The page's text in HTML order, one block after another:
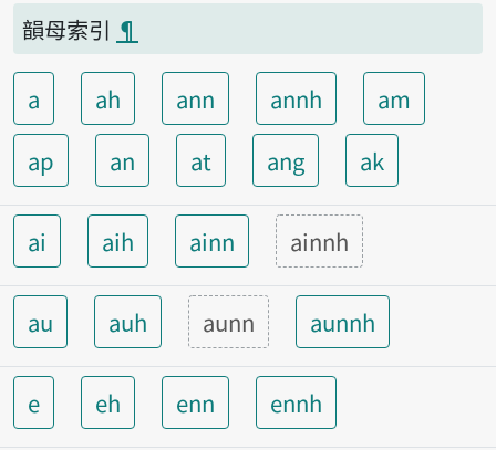
韻母索引 ¶
a ah ann annh
am
ap
an at ang ak
ai aih ainn ainnh
au auh aunn aunnh
e eh enn ennh